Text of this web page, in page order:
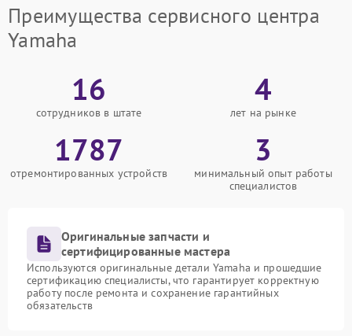
Преимущества сервисного центра
Yamaha
16
сотрудников в штате
4
лет на рынке
1787
отремонтированных устройств
3
минимальный опыт работы
специалистов
Оригинальные запчасти и
сертифицированные мастера
Используются оригинальные детали Yamaha и прошедшие
сертификацию специалисты, что гарантирует корректную
работу после ремонта и сохранение гарантийных
обязательств